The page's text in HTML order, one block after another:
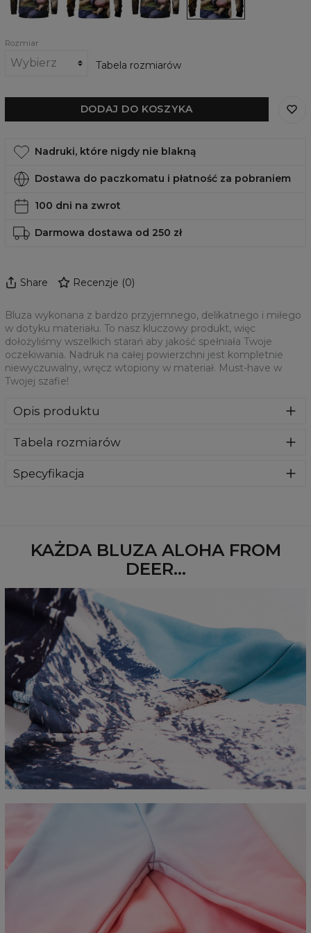
Donna
Rozmiar
Tabela rozmiarów
DODAJ DO KOSZYKA
Nadruki, które nigdy nie blakną
Dostawa do paczkomatu i płatność za pobraniem
100 dni na zwrot
Darmowa dostawa od 250 zł
Share Recenzje (0)
Bluza wykonana z bardzo przyjemnego, delikatnego i miłego
w dotyku materiału. To nasz kluczowy produkt, więc
dołożyliśmy wszelkich starań aby jakość spełniała Twoje
oczekiwania. Nadruk na całej powierzchni jest kompletnie
niewyczuwalny, wręcz wtopiony w materiał. Must-have w
Twojej szafie!
Opis produktu
bawełny i poliestru z wysokiej jakości nadrukiem z przodu i
długie rękawy. Trwałe, wzmocnione szwy są kolorowe, aby
Tabela rozmiarów
Mierzone na płasko
CM
XS S M L
4XL
A - Długość
67 68 69 70 71 73 75
78
B - Sz. klatki piersiowej
50 52 54 56 58 60 63
66
C - Długość rękawów
66 66 67 68 69
Specyfikacja
KAŻDA BLUZA ALOHA FROM
DEER...